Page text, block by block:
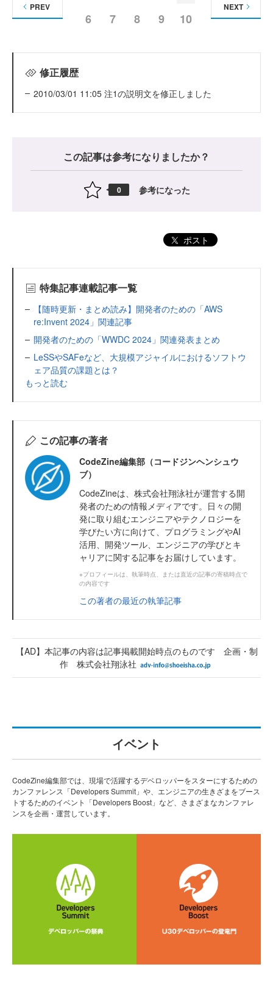
6
7 8 9 10
PREV NEXT
修正履歴
2010/03/01 11:05 注1の説明文を修正しました
この記事は参考になりましたか？
0 参考になった
ポスト
特集記事連載記事一覧
【随時更新・まとめ読み】開発者のための「AWS
re:Invent 2024」関連記事
開発者のための「WWDC 2024」関連発表まとめ
LeSSやSAFeなど、大規模アジャイルにおけるソフトウ
ェア品質の課題とは？
もっと読む
この記事の著者
CodeZine編集部（コードジンヘンシュウ
ブ）
CodeZineは、株式会社翔泳社が運営する開
発者のための情報メディアです。日々の開
発に取り組むエンジニアやテクノロジーを
学びたい方に向けて、プログラミングやAI
活用、開発ツール、エンジニアの学びとキ
ャリアに関する記事をお届けしています。
※プロフィールは、執筆時点、または直近の記事の寄稿時点で
の内容です
この著者の最近の執筆記事
【AD】本記事の内容は記事掲載開始時点のものです 企画・制
作 株式会社翔泳社
イベント
CodeZine編集部では、現場で活躍するデベロッパーをスターにするための
カンファレンス「Developers Summit」や、エンジニアの生きざまをブース
トするためのイベント「Developers Boost」など、さまざまなカンファレ
ンスを企画・運営しています。